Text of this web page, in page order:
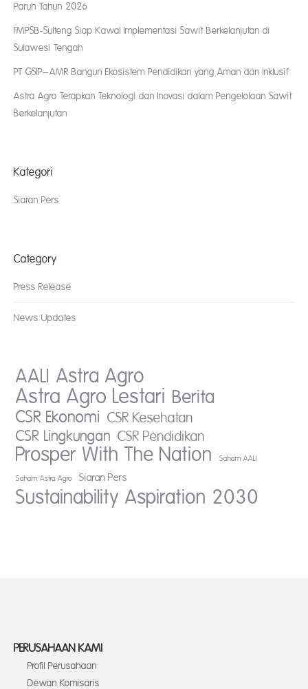
Paruh Tahun 2026
FMPSB-Sulteng Siap Kawal Implementasi Sawit Berkelanjutan di
Sulawesi Tengah
PT GSIP–AMR Bangun Ekosistem Pendidikan yang Aman dan Inklusif
Astra Agro Terapkan Teknologi dan Inovasi dalam Pengelolaan Sawit
Berkelanjutan
Kategori
Siaran Pers
Category
Press Release
News Updates
AALI Astra Agro
Astra Agro Lestari Berita
CSR Ekonomi CSR Kesehatan
CSR Lingkungan CSR Pendidikan
Prosper With The Nation Saham AALI
Saham Astra Agro Siaran Pers
Sustainability Aspiration 2030
PERUSAHAAN KAMI
Profil Perusahaan
Dewan Komisaris